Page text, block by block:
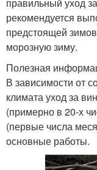
правильный уход
рекомендуется
предстоящей
морозную зиму.
Полезная
В зависимости от
климата уход за
(примерно в 20-х
(первые числа
основные работы.